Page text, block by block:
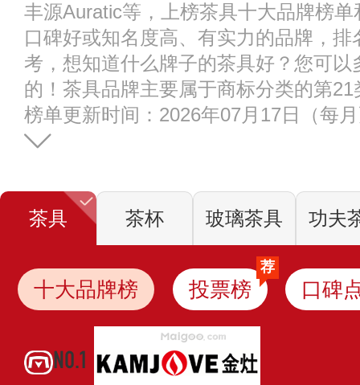
丰源Auratic等，上榜茶具十大品牌榜
口碑好或知名度高、有实力的品牌，
考，想知道什么牌子的茶具好？您可
的！茶具品牌主要属于商标分类的第
榜单更新时间：2026年07月17日（每
茶具 茶杯 玻璃茶具 功夫
十大品牌榜 投票榜
荐
口碑
NO.1